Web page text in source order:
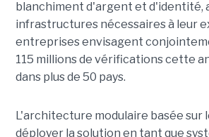
blanchiment d'argent et d'identité,
infrastructures nécessaires à leur
entreprises envisagent
115 millions de vérifications cette
dans plus de 50 pays.
L'architecture modulaire basée sur
déployer la solution en tant que